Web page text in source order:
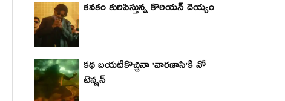
కనకం కురిపిస్తున్న కొరియన్ దెయ్యం
కథ బయటికొచ్చినా 'వారణాసి'కి నో
టెన్షన్